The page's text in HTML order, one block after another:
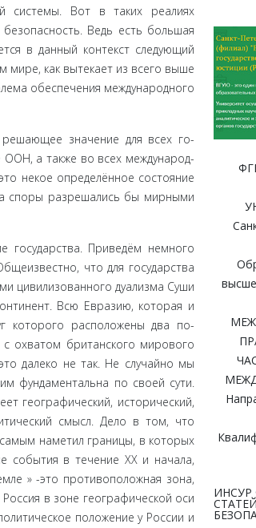
системы. Вот в таких реалиях
Ведь есть боль­шая
в данный контекст следующий
как вытекает из всего выше
обеспечения международного
значение для всех го­
ООН, а также во всех международ­
некое определённое состояние
споры разрешались бы мирными
государства. Приведём немного
что для государства
цивилизованного дуализма Суши
Всю Евразию, кото­рая и
которого расположены два по­
охватом британского мирового
далеко не так. Не случайно мы
фундаментальна по своей сути.
географический, исторический,
смысл. Дело в том, что
наметил границы, в которых
события в течение XX и начала,
» -это противоположная зона,
в зоне географической оси
положение у России и
ИНСУР